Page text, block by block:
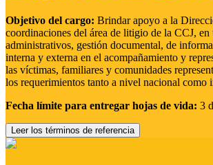
Objetivo del cargo: Brindar apoyo a la
coordinaciones del área de litigio de la CCJ, en
administrativos, gestión documental, de
interna y externa en el acompañamiento y
las víctimas, familiares y comunidades
los requerimientos tanto a nivel nacional como
Fecha límite para entregar hojas de vida: 3
Leer los términos de referencia